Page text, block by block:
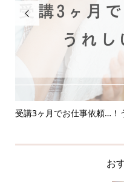

受講3ヶ月でお仕事依頼…
お